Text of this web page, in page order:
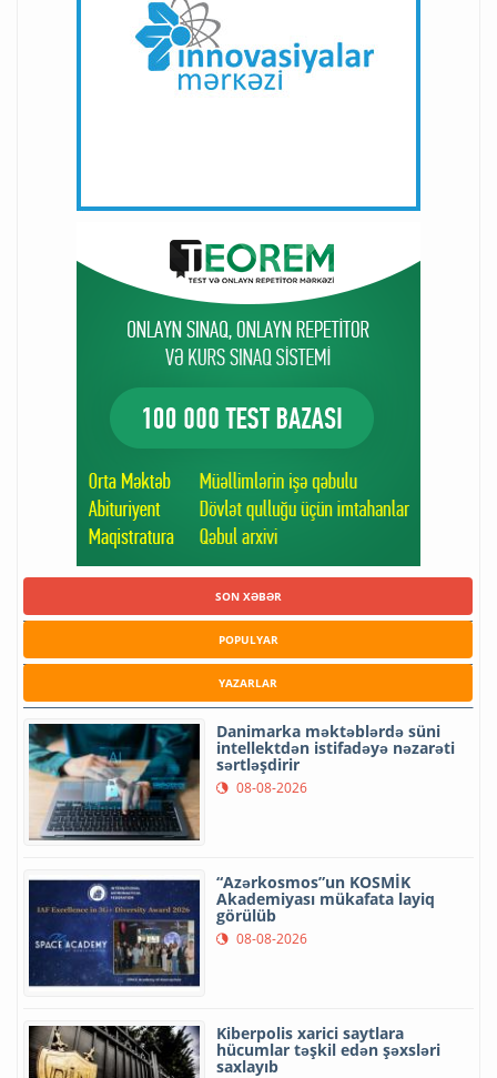
SON XƏBƏR
POPULYAR
YAZARLAR
Danimarka məktəblərdə süni
intellektdən istifadəyə nəzarəti
sərtləşdirir
08-08-2026
“Azərkosmos”un KOSMİK
Akademiyası mükafata layiq
görülüb
08-08-2026
Kiberpolis xarici saytlara
hücumlar təşkil edən şəxsləri
saxlayıb